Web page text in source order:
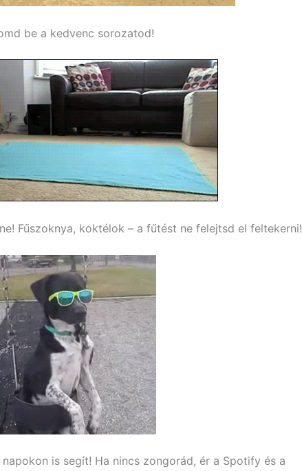
be a kedvenc sorozatod!
Fűszoknya, koktélok – a fűtést ne felejtsd el feltekerni!
is segít! Ha nincs zongorád, ér a Spotify és a